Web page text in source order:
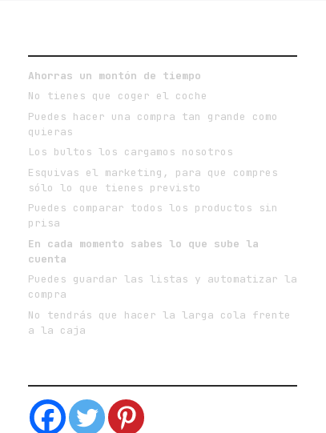
Ahorras un montón de tiempo
No tienes que coger el coche
Puedes hacer una compra tan grande como
quieras
Los bultos los cargamos nosotros
Esquivas el marketing, para que compres
sólo lo que tienes previsto
Puedes comparar todos los productos sin
prisa
En cada momento sabes lo que sube la
cuenta
Puedes guardar las listas y automatizar la
compra
No tendrás que hacer la larga cola frente
a la caja